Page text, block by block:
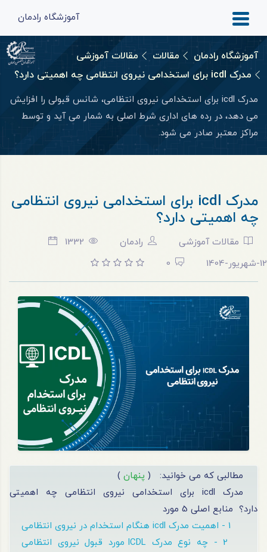
آموزشگاه رادمان
آموزشگاه رادمان مقالات
مقالات آموزشی
مدرک icdl برای استخدامی نیروی انتظامی چه اهمیتی دارد؟
مدرک icdl برای استخدامی نیروی انتظامی، شانس قبولی را افزایش
می دهد، در رده‌ های اداری شرط اصلی به شمار می‌ آید و توسط
مراکز معتبر صادر می‌ شود.
مدرک icdl برای استخدامی نیروی انتظامی
چه اهمیتی دارد؟
مقالات آموزشی رادمان
1332
12-شهریور-1404
0
مطالبی که می خوانید: ( پنهان )
مدرک icdl برای استخدامی نیروی انتظامی چه اهمیتی
دارد؟ منابع اصلی 5 مورد
2 - چه نوع مدرک ICDL مورد قبول نیروی انتظامی